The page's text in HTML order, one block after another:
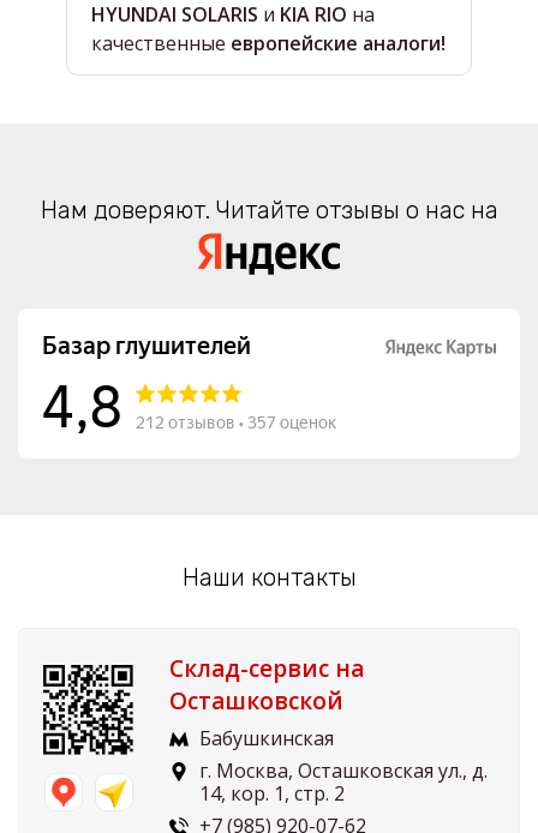
HYUNDAI SOLARIS и KIA RIO на
качественные европейские аналоги!
Нам доверяют. Читайте отзывы о нас на
Наши контакты
Склад-сервис на
Осташковской
Бабушкинская
г. Москва, Осташковская ул., д.
14, кор. 1, стр. 2
+7 (985) 920-07-62